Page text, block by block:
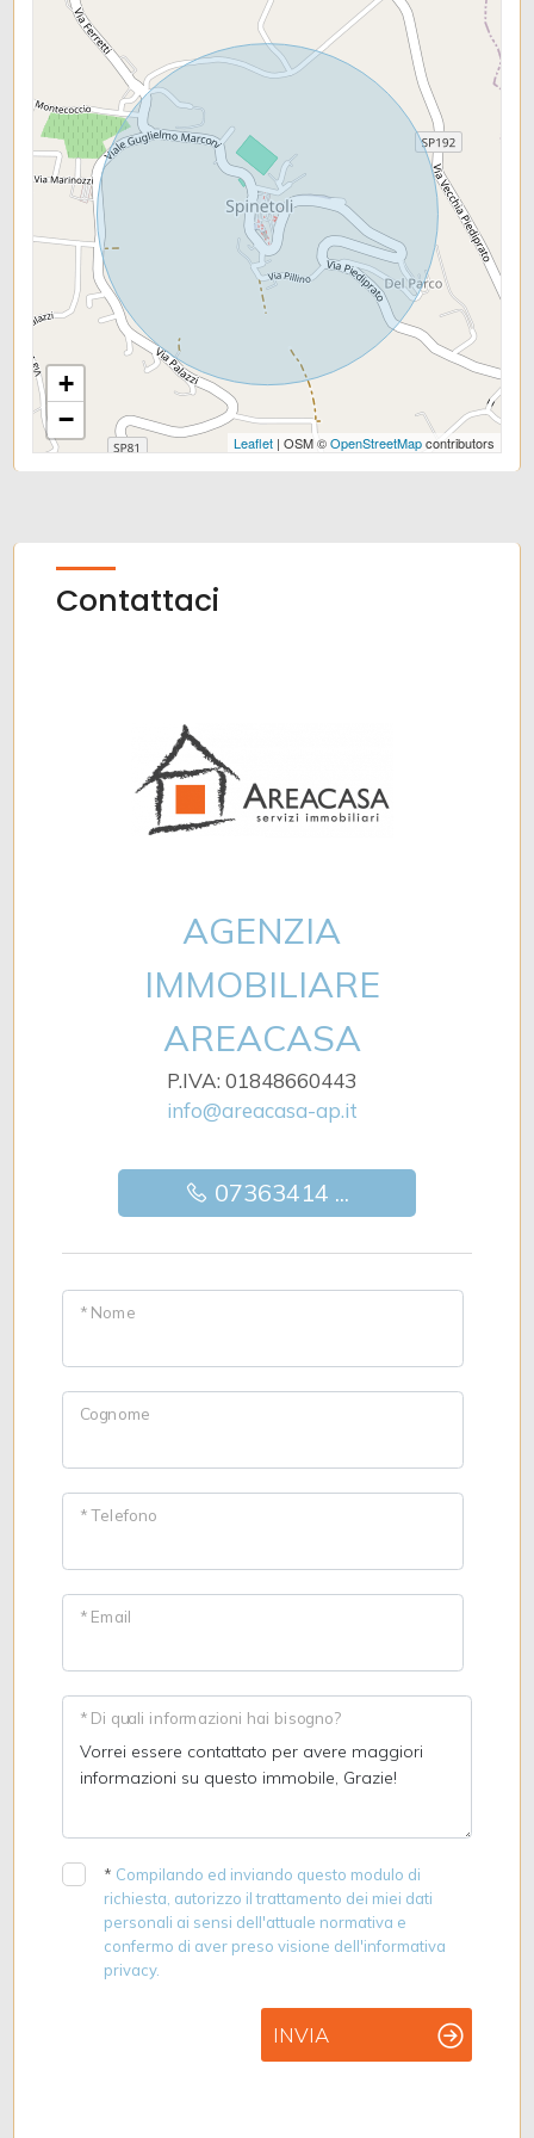
Posizione: Centrale
Doccia
Infissi in legno
Persiane
+
−
Leaflet| OSM ©OpenStreetMapcontributors
Contattaci
AGENZIA
IMMOBILIARE
AREACASA
P.IVA: 01848660443
info@areacasa-ap.it
07363414 ...
* Nome
Cognome
* Telefono
* Email
* Di quali informazioni hai bisogno?
* Compilando ed inviando questo modulo di
richiesta, autorizzo il trattamento dei miei dati
personali ai sensi dell'attuale normativa e
confermo di aver preso visione dell'informativa
privacy.
INVIA